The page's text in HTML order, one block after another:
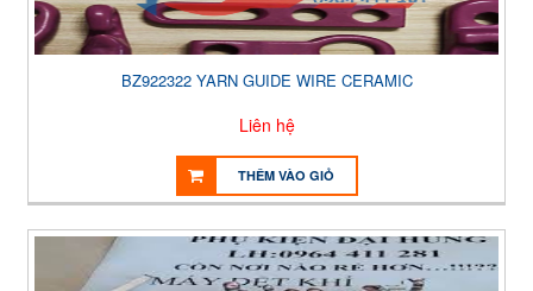
BZ922322 YARN GUIDE WIRE CERAMIC
Liên hệ
THÊM VÀO GIỎ